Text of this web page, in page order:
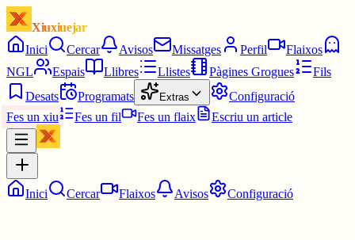
Xiuxiuejar
Inici
Cercar Avisos Missatges Perfil
Flaixos
NGL
Espais Llibres Llistes Pàgines Grogues
Fils
Desats
Programats Extras
Configuració
Fes un xiu
Fes un fil Fes un flaix Escriu un article
Inici Cercar Flaixos Avisos Configuració